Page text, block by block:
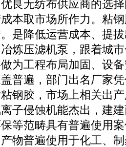
良无纺布供应商的选
本取市场所作力。粘
是降低运营成本、提
炼压滤机泵，跟着城
为工程布局加固、设
普遍，部门出名厂家
钢胶，市场上相关出
子侵蚀机能杰出，建
等范畴具有普遍使用
物普遍使用于化工、